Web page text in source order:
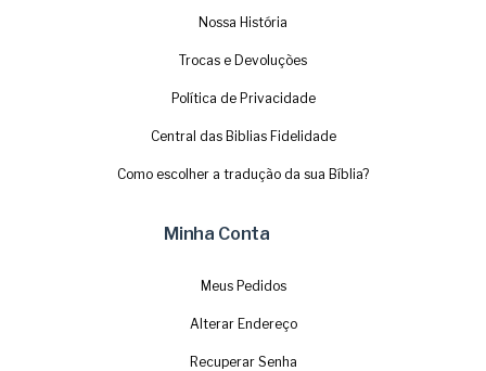
Nossa História
Trocas e Devoluções
Política de Privacidade
Central das Biblias Fidelidade
Como escolher a tradução da sua Bíblia?
Minha Conta
Meus Pedidos
Alterar Endereço
Recuperar Senha